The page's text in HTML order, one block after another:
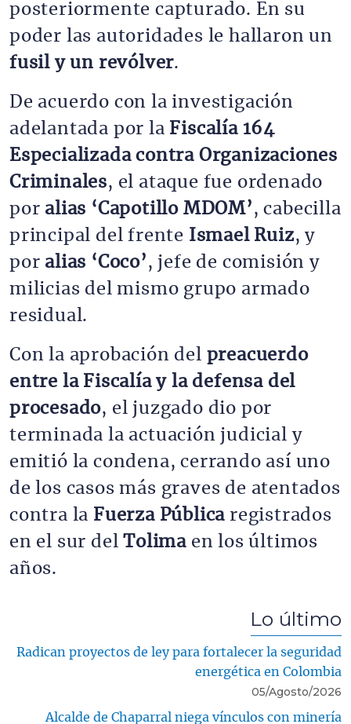
posteriormente capturado. En su
poder las autoridades le hallaron un
fusil y un revólver.
De acuerdo con la investigación
adelantada por la Fiscalía 164
Especializada contra Organizaciones
Criminales, el ataque fue ordenado
por alias ‘Capotillo MDOM’, cabecilla
principal del frente Ismael Ruiz, y
por alias ‘Coco’, jefe de comisión y
milicias del mismo grupo armado
residual.
Con la aprobación del preacuerdo
entre la Fiscalía y la defensa del
procesado, el juzgado dio por
terminada la actuación judicial y
emitió la condena, cerrando así uno
de los casos más graves de atentados
contra la Fuerza Pública registrados
en el sur delTolima en los últimos
años.
Lo último
Radican proyectos de ley para fortalecer la seguridad
energética en Colombia
05/Agosto/2026
Alcalde de Chaparral niega vínculos con minería